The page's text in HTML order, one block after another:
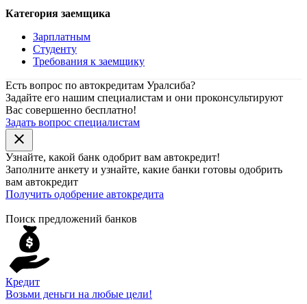
Категория заемщика
Зарплатным
Студенту
Требования к заемщику
Есть вопрос по автокредитам Уралсиба?
Задайте его нашим специалистам и они проконсультируют
Вас совершенно бесплатно!
Задать вопрос специалистам
close
Узнайте, какой банк одобрит вам автокредит!
Заполните анкету и узнайте, какие банки готовы одобрить
вам автокредит
Получить одобрение автокредита
Поиск предложений банков
Кредит
Возьми деньги на любые цели!